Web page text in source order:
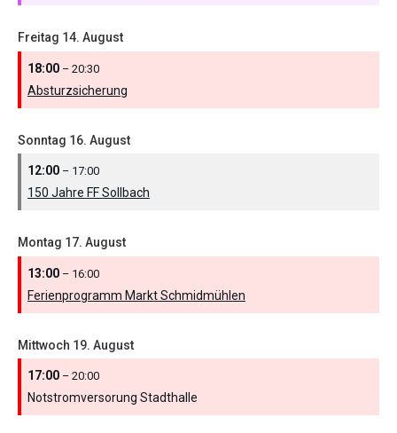
Freitag 14. August
18:00 – 20:30
Absturzsicherung
Sonntag 16. August
12:00 – 17:00
150 Jahre FF Sollbach
Montag 17. August
13:00 – 16:00
Ferienprogramm Markt Schmidmühlen
Mittwoch 19. August
17:00 – 20:00
Notstromversorung Stadthalle